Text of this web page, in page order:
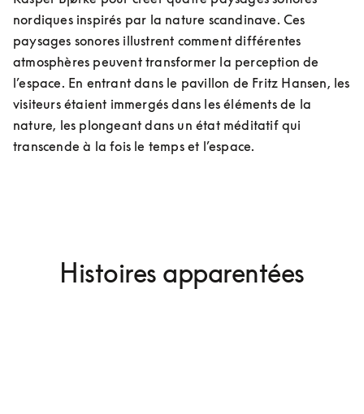
nordiques inspirés par la nature scandinave. Ces
paysages sonores illustrent comment différentes
atmosphères peuvent transformer la perception de
l’espace. En entrant dans le pavillon de Fritz Hansen, les
visiteurs étaient immergés dans les éléments de la
nature, les plongeant dans un état méditatif qui
transcende à la fois le temps et l’espace.
Histoires apparentées